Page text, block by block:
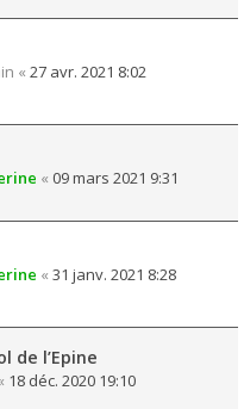
« 27 avr. 2021 8:02
« 09 mars 2021 9:31
« 31 janv. 2021 8:28
de l’Epine
18 déc. 2020 19:10